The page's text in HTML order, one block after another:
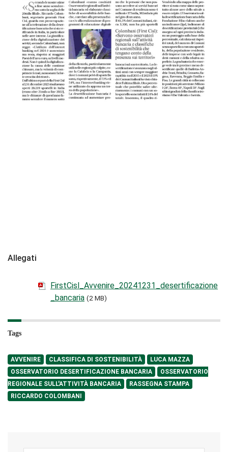
Allegati
FirstCisl_Avvenire_20241231_desertificazione
_bancaria (2 MB)
Tags
AVVENIRE CLASSIFICA DI SOSTENIBILITÀ
LUCA MAZZA
OSSERVATORIO DESERTIFICAZIONE BANCARIA
OSSERVATORIO
REGIONALE SULL'ATTIVITÀ BANCARIA
RASSEGNA STAMPA
RICCARDO COLOMBANI